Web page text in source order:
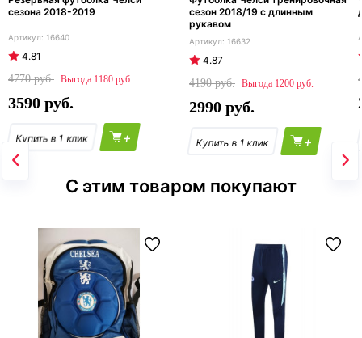
сезона 2018-2019
16640
4.81
4770
1180
3590
+
сезон 2018/19 с длинным
рукавом
16632
4.87
4190
1200
2990
+
С этим товаром покупают